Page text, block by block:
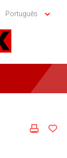
Português